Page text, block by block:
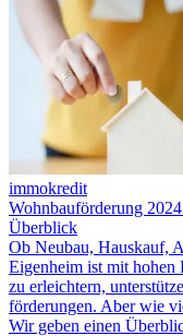
immokredit
Wohnbauförderung
Überblick
Ob Neubau, Hauskauf,
Eigenheim ist mit hohen
zu erleichtern,
förderungen. Aber wie
Wir geben einen